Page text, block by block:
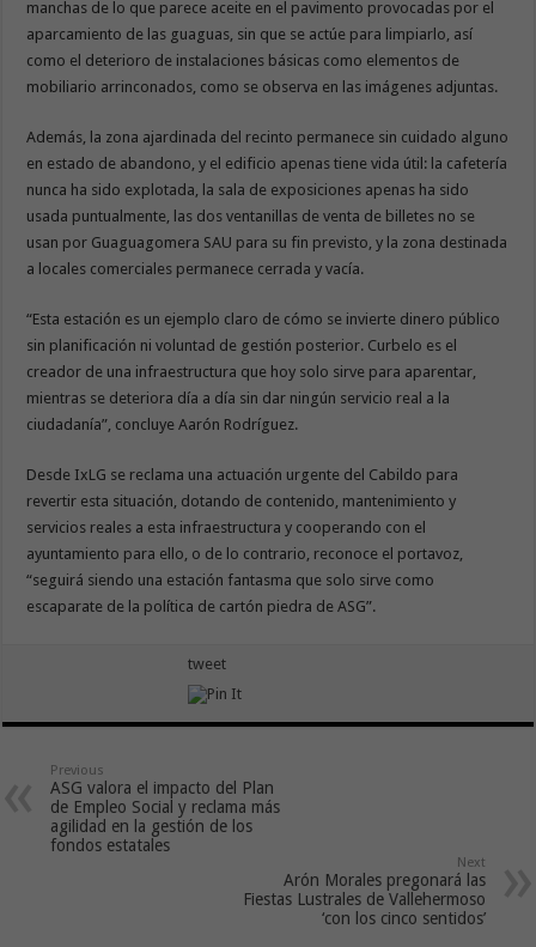
manchas de lo que parece aceite en el pavimento provocadas por el
aparcamiento de las guaguas, sin que se actúe para limpiarlo, así
como el deterioro de instalaciones básicas como elementos de
mobiliario arrinconados, como se observa en las imágenes adjuntas.
Además, la zona ajardinada del recinto permanece sin cuidado alguno
en estado de abandono, y el edificio apenas tiene vida útil: la cafetería
nunca ha sido explotada, la sala de exposiciones apenas ha sido
usada puntualmente, las dos ventanillas de venta de billetes no se
usan por Guaguagomera SAU para su fin previsto, y la zona destinada
a locales comerciales permanece cerrada y vacía.
“Esta estación es un ejemplo claro de cómo se invierte dinero público
sin planificación ni voluntad de gestión posterior. Curbelo es el
creador de una infraestructura que hoy solo sirve para aparentar,
mientras se deteriora día a día sin dar ningún servicio real a la
ciudadanía”, concluye Aarón Rodríguez.
Desde IxLG se reclama una actuación urgente del Cabildo para
revertir esta situación, dotando de contenido, mantenimiento y
servicios reales a esta infraestructura y cooperando con el
ayuntamiento para ello, o de lo contrario, reconoce el portavoz,
“seguirá siendo una estación fantasma que solo sirve como
escaparate de la política de cartón piedra de ASG”.
tweet
Previous
ASG valora el impacto del Plan
de Empleo Social y reclama más
agilidad en la gestión de los
fondos estatales
Next
Arón Morales pregonará las
Fiestas Lustrales de Vallehermoso
‘con los cinco sentidos’